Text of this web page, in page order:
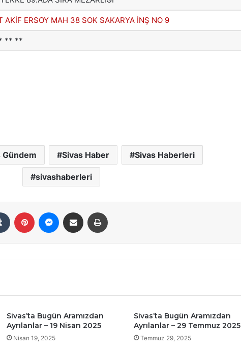
AKİF ERSOY MAH 38 SOK SAKARYA İNŞ NO 9
** **
Gündem Sivas Haber Sivas Haberleri
sivashaberleri
Tumblr Pinterest MessengerE-Posta ile paylaş
Sivas’ta Bugün Aramızdan
Ayrılanlar – 19 Nisan 2025
Nisan 19, 2025
Sivas’ta Bugün Aramızdan
Ayrılanlar – 29 Temmuz 2025
Temmuz 29, 2025